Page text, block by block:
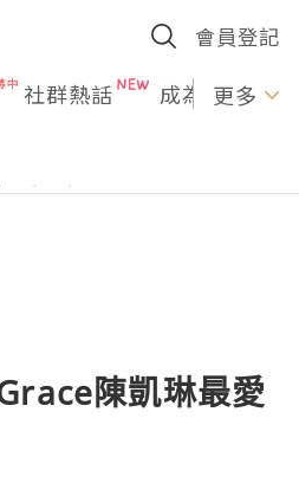
會員登記
社群熱話 成為U更多
陳凱琳最愛